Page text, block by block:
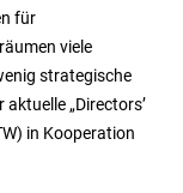
für
viele
strategische
„Directors’
in Kooperation